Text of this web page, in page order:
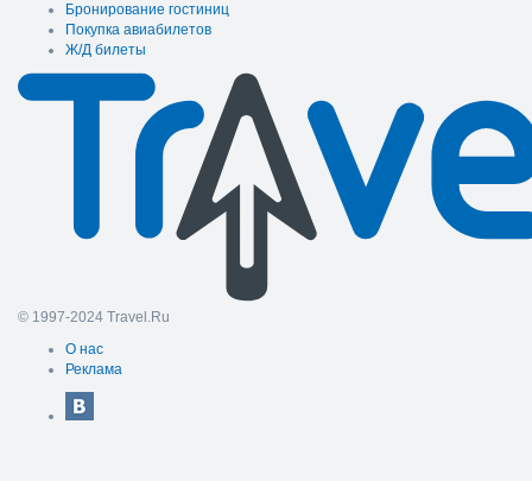
Бронирование гостиниц
Покупка авиабилетов
Ж/Д билеты
© 1997-2024 Travel.Ru
О нас
Реклама